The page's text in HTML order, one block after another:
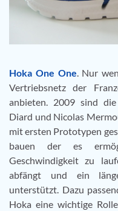
Hoka One One. Nur
Vertriebsnetz der
anbieten. 2009 sind
Diard und Nicolas
mit ersten Prototypen
bauen der es
Geschwindigkeit zu
abfängt und ein
unterstützt. Dazu
Hoka eine wichtige